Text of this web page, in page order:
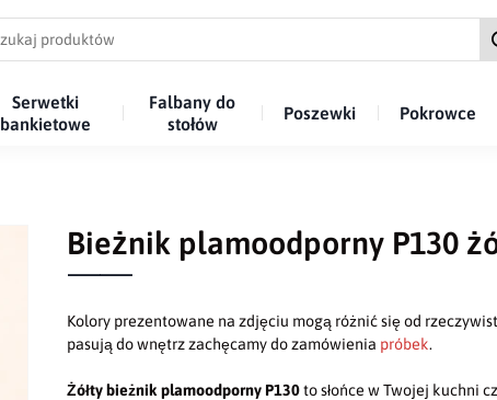
Serwetki
bankietowe
Falbany do
stołów
Poszewki Pokrowce
Bieżnik plamoodporny P130
Kolory prezentowane na zdjęciu mogą różnić się od
pasują do wnętrz zachęcamy do zamówienia próbek.
Żółty bieżnik plamoodporny P130to słońce w Twojej kuchni